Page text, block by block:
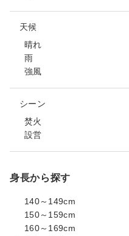
天候
晴れ
雨
強風
シーン
焚火
設営
身長から探す
140～149cm
150～159cm
160～169cm